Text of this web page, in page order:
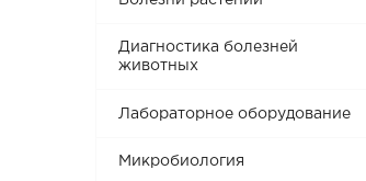
Диагностика болезней
животных
Лабораторное оборудование
Микробиология